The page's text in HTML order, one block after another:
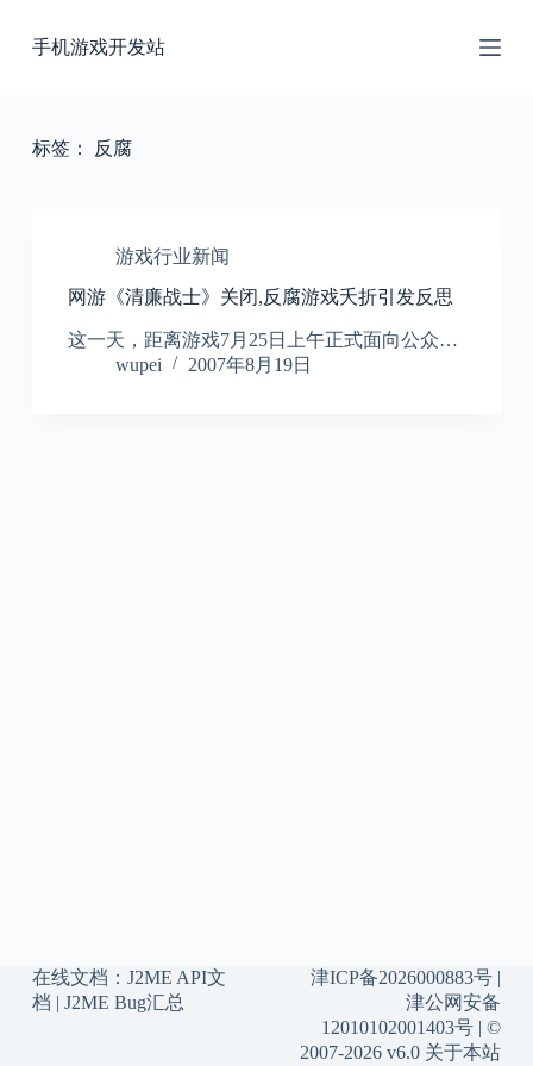
过
手机游戏开发站
标签： 反腐
游戏行业新闻
网游《清廉战士》关闭,反腐游戏夭折引发反思
这一天，距离游戏7月25日上午正式面向公众…
wupei
2007年8月19日
在线文档： J2ME API文
档 | J2ME Bug汇总
津ICP备2026000883号 |
津公网安备
12010102001403号 | ©
2007-2026 v6.0 关于本站